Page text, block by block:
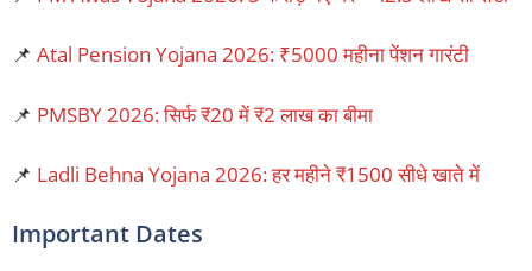
📌 Atal Pension Yojana 2026: ₹5000 महीना पेंशन गारंटी
📌 PMSBY 2026: सिर्फ ₹20 में ₹2 लाख का बीमा
📌 Ladli Behna Yojana 2026: हर महीने ₹1500 सीधे खाते में
Important Dates